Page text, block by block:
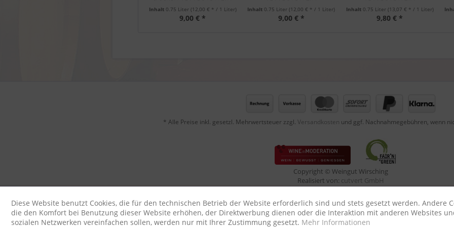
Inhalt 0.75 Liter (12,00 € * / 1 Liter)
9,00 € *
Inhalt 0.75 Liter(12,00 € * / 1 Liter)
9,00 € *
Inhalt 0.75 Liter (13,07 € * / 1 Liter)
9,80 € *
* Alle Preise inkl. gesetzl. Mehrwertsteuer zzgl. Versandkosten und ggf. Nachnahmegebühren, wenn
Copyright © Weingut Wirsching
Realisiert von: cutvert GmbH
Diese Website benutzt Cookies, die für den technischen Betrieb der Website erforderlich sind und stets gesetzt werden. Andere
die den Komfort bei Benutzung dieser Website erhöhen, der Direktwerbung dienen oder die Interaktion mit anderen Websites
sozialen Netzwerken vereinfachen sollen, werden nur mit Ihrer Zustimmung gesetzt. Mehr Informationen